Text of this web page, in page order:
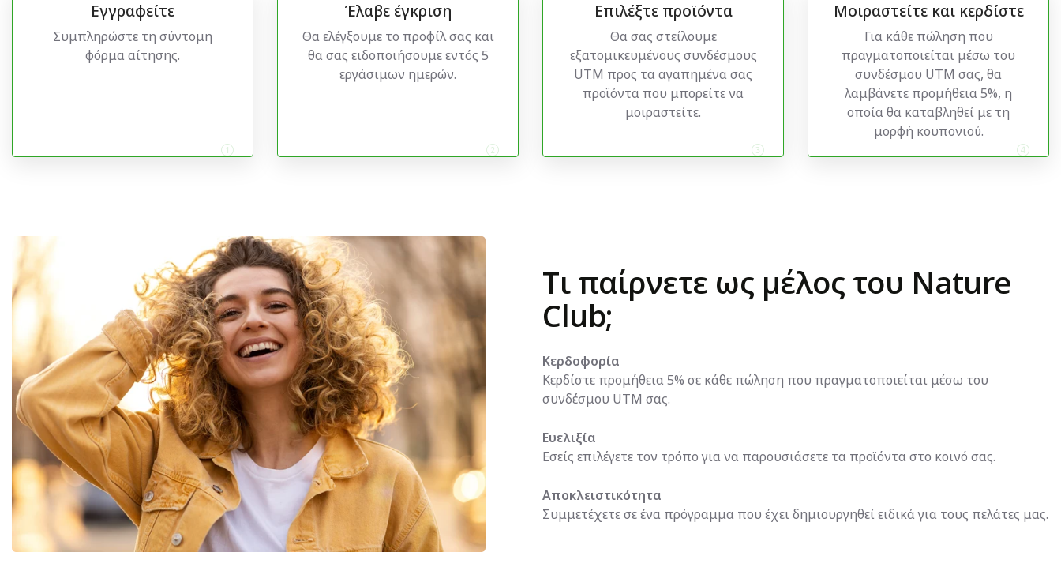
Εγγραφείτε
Συμπληρώστε τη σύντομη
φόρμα αίτησης.
Έλαβε έγκριση
Θα ελέγξουμε το προφίλ σας και
θα σας ειδοποιήσουμε εντός 5
εργάσιμων ημερών.
Επιλέξτε προϊόντα
Θα σας στείλουμε
εξατομικευμένους συνδέσμους
UTM προς τα αγαπημένα σας
προϊόντα που μπορείτε να
μοιραστείτε.
Μοιραστείτε και κερδίστε
Για κάθε πώληση που
πραγματοποιείται μέσω του
συνδέσμου UTM σας, θα
λαμβάνετε προμήθεια 5%, η
οποία θα καταβληθεί με τη
μορφή κουπονιού.
Τι παίρνετε ως μέλος του Nature
Club;
Κερδοφορία
Κερδίστε προμήθεια 5% σε κάθε πώληση που πραγματοποιείται μέσω του
συνδέσμου UTM σας.
Ευελιξία
Εσείς επιλέγετε τον τρόπο για να παρουσιάσετε τα προϊόντα στο κοινό σας.
Αποκλειστικότητα
Συμμετέχετε σε ένα πρόγραμμα που έχει δημιουργηθεί ειδικά για τους πελάτες μας.